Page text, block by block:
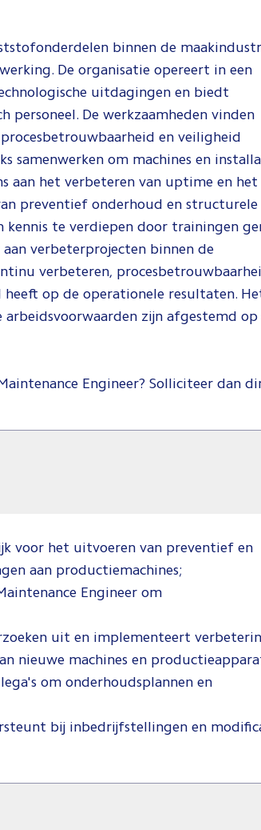
binnen de
De organisatie opereert in een
uitdagingen en biedt
De werkzaamheden vinden
en veiligheid
samenwerken om machines en
aan het verbeteren van uptime en het
preventief onderhoud en structurele
kennis te verdiepen door trainingen
verbeterprojecten binnen de
verbeteren,
op de operationele resultaten.
zijn afgestemd op
Engineer? Solliciteer dan
voor het uitvoeren van preventief en
aan productiemachines;
Engineer om
uit en implementeert
nieuwe machines en
om onderhoudsplannen en
bij inbedrijfstellingen en